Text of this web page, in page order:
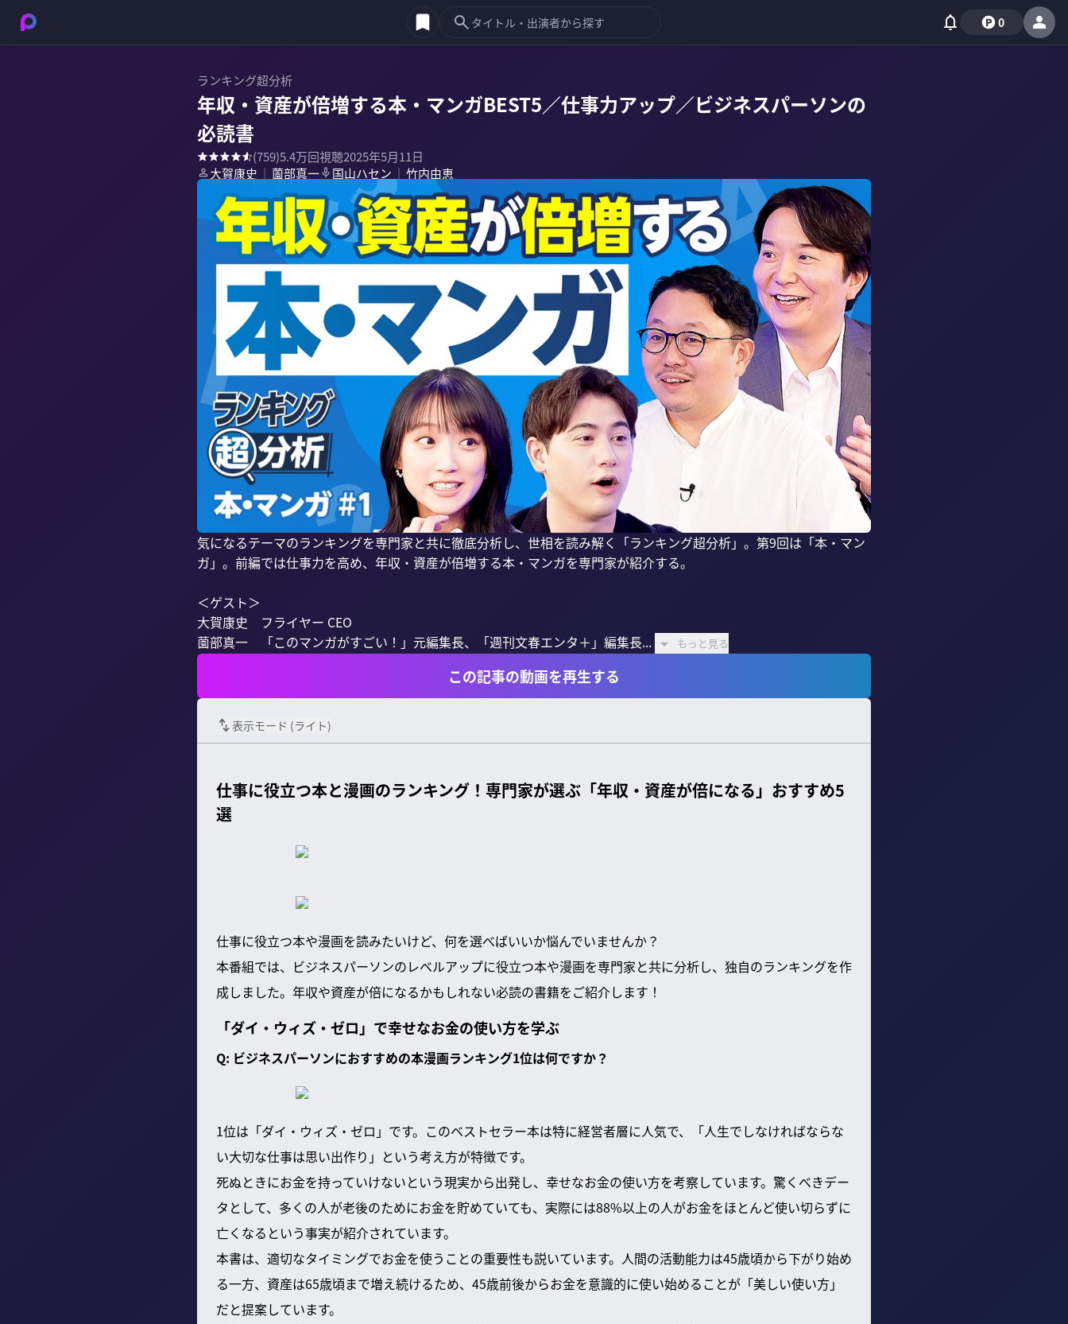
0
ランキング超分析
年収・資産が倍増する本・マンガBEST5／仕事力アップ／ビジネスパーソンの
必読書
(759)5.4万回視聴2025年5月11日
大賀康史 ｜ 薗部真一 国山ハセン ｜ 竹内由恵
気になるテーマのランキングを専門家と共に徹底分析し、世相を読み解く「ランキング超分析」。第9回は「本・マン
ガ」。前編では仕事力を高め、年収・資産が倍増する本・マンガを専門家が紹介する。
＜ゲスト＞
大賀康史　フライヤー CEO
薗部真一　「このマンガがすごい！」元編集長、「週刊文春エンタ＋」編集長...
もっと見る
この記事の動画を再生する
表示モード (ライト)
仕事に役立つ本と漫画のランキング！専門家が選ぶ「年収・資産が倍になる」おすすめ5
選
仕事に役立つ本や漫画を読みたいけど、何を選べばいいか悩んでいませんか？
本番組では、ビジネスパーソンのレベルアップに役立つ本や漫画を専門家と共に分析し、独自のランキングを作
成しました。年収や資産が倍になるかもしれない必読の書籍をご紹介します！
「ダイ・ウィズ・ゼロ」で幸せなお金の使い方を学ぶ
Q: ビジネスパーソンにおすすめの本漫画ランキング1位は何ですか？
1位は「ダイ・ウィズ・ゼロ」です。このベストセラー本は特に経営者層に人気で、「人生でしなければならな
い大切な仕事は思い出作り」という考え方が特徴です。
死ぬときにお金を持っていけないという現実から出発し、幸せなお金の使い方を考察しています。驚くべきデー
タとして、多くの人が老後のためにお金を貯めていても、実際には88%以上の人がお金をほとんど使い切らずに
亡くなるという事実が紹介されています。
本書は、適切なタイミングでお金を使うことの重要性も説いています。人間の活動能力は45歳頃から下がり始め
る一方、資産は65歳頃まで増え続けるため、45歳前後からお金を意識的に使い始めることが「美しい使い方」
だと提案しています。